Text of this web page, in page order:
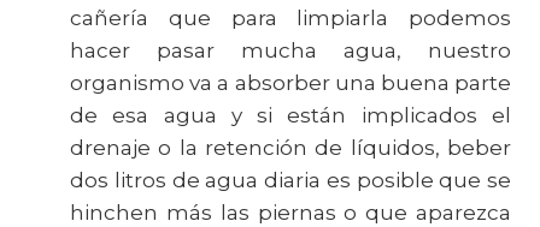
cañería que para limpiarla podemos
hacer pasar mucha agua, nuestro
organismo va a absorber una buena parte
de esa agua y si están implicados el
drenaje o la retención de líquidos, beber
dos litros de agua diaria es posible que se
hinchen más las piernas o que aparezca